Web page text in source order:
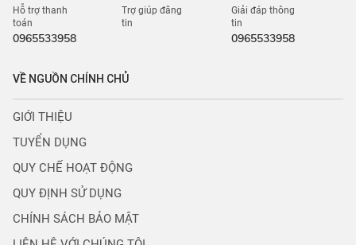
Hỗ trợ thanh
toán
0965533958
Trợ giúp đăng
tin
Giải đáp thông
tin
0965533958
VỀ NGUỒN CHÍNH CHỦ
GIỚI THIỆU
TUYỂN DỤNG
QUY CHẾ HOẠT ĐỘNG
QUY ĐỊNH SỬ DỤNG
CHÍNH SÁCH BẢO MẬT